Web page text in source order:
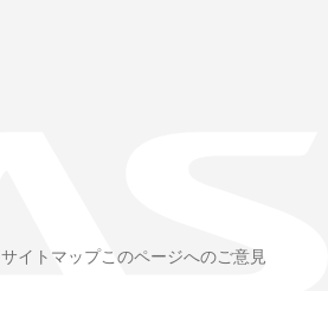
サイトマップこのページへのご意見